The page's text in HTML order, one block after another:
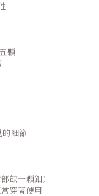
顆
的細節
缺一顆釦）
穿著使用